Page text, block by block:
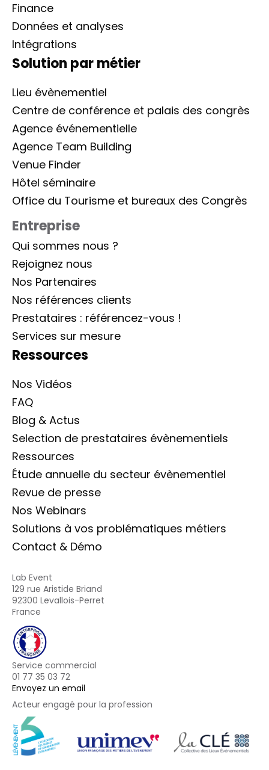
Finance
Données et analyses
Intégrations
Solution par métier
Lieu évènementiel
Centre de conférence et palais des congrès
Agence événementielle
Agence Team Building
Venue Finder
Hôtel séminaire
Office du Tourisme et bureaux des Congrès
Entreprise
Qui sommes nous ?
Rejoignez nous
Nos Partenaires
Nos références clients
Prestataires : référencez-vous !
Services sur mesure
Ressources
Nos Vidéos
FAQ
Blog & Actus
Selection de prestataires évènementiels
Ressources
Étude annuelle du secteur évènementiel
Revue de presse
Nos Webinars
Solutions à vos problématiques métiers
Contact & Démo
Lab Event
129 rue Aristide Briand
92300 Levallois-Perret
France
Service commercial
01 77 35 03 72
Envoyez un email
Acteur engagé pour la profession